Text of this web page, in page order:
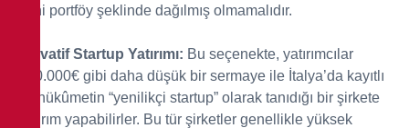
yani portföy şeklinde dağılmış olmamalıdır.
İnovatif Startup Yatırımı: Bu seçenekte, yatırımcılar
250.000€ gibi daha düşük bir sermaye ile İtalya’da kayıtlı
ve hükûmetin “yenilikçi startup” olarak tanıdığı bir şirkete
yatırım yapabilirler. Bu tür şirketler genellikle yüksek